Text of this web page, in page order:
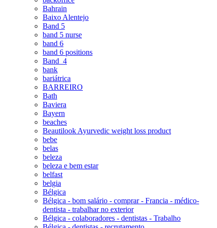
Bahrain
Baixo Alentejo
Band 5
band 5 nurse
band 6
band 6 positions
Band_4
bank
bariátrica
BARREIRO
Bath
Baviera
Bayern
beaches
Beautilook Ayurvedic weight loss product
bebe
belas
beleza
beleza e bem estar
belfast
belgia
Bélgica
Bélgica - bom salário - comprar - Francia - médico-
dentista - trabalhar no exterior
Bélgica - colaboradores - dentistas - Trabalho